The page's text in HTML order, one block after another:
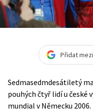
Přidat
Sedmasedmdesátiletý
pouhých čtyř lidí u české
mundial v Německu 2006.